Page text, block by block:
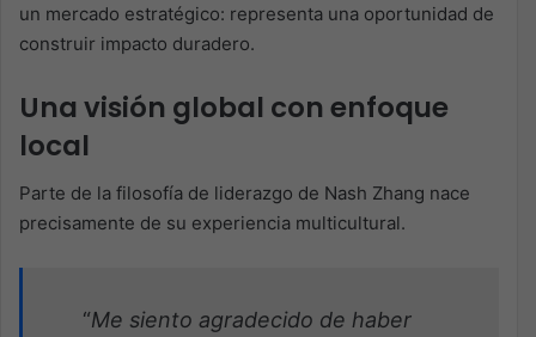
un mercado estratégico: representa una oportunidad de
construir impacto duradero.
Una visión global con enfoque
local
Parte de la filosofía de liderazgo de Nash Zhang nace
precisamente de su experiencia multicultural.
“Me siento agradecido de haber